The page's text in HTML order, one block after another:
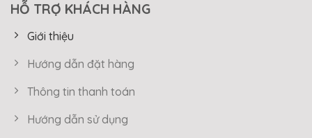
HỖ TRỢ KHÁCH HÀNG
Giới thiệu
Hướng dẫn đặt hàng
Thông tin thanh toán
Hướng dẫn sử dụng